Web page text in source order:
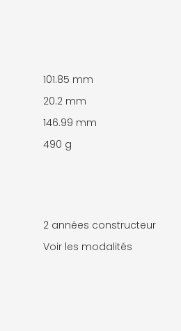
101.85 mm
20.2 mm
146.99 mm
490 g
2 années constructeur
Voir les modalités